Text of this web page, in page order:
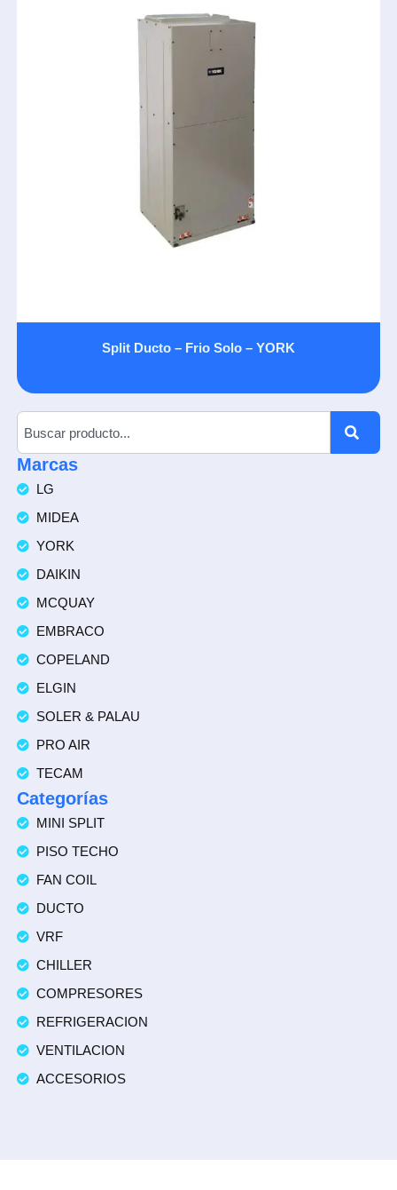
Split Ducto – Frio Solo – YORK
Marcas
LG
MIDEA
YORK
DAIKIN
MCQUAY
EMBRACO
COPELAND
ELGIN
SOLER & PALAU
PRO AIR
TECAM
Categorías
MINI SPLIT
PISO TECHO
FAN COIL
DUCTO
VRF
CHILLER
COMPRESORES
REFRIGERACION
VENTILACION
ACCESORIOS